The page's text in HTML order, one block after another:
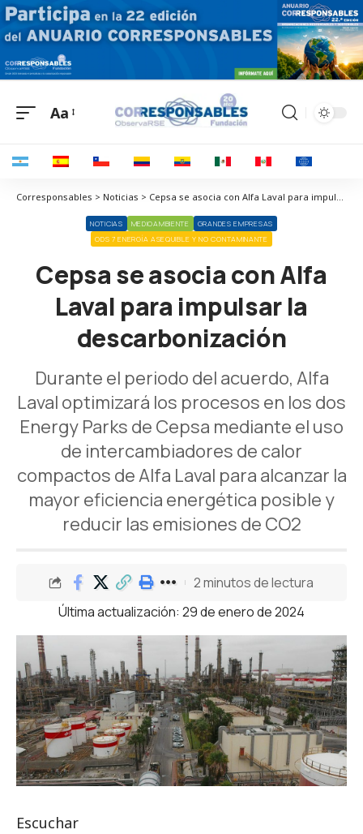
Aa
Corresponsables > Noticias > Cepsa se asocia con Alfa Laval para impulsar la descarbonización
NOTICIAS MEDIOAMBIENTE
GRANDES EMPRESAS
ODS 7 ENERGÍA ASEQUIBLE Y NO CONTAMINANTE
Cepsa se asocia con Alfa
Laval para impulsar la
descarbonización
Durante el periodo del acuerdo, Alfa
Laval optimizará los procesos en los dos
Energy Parks de Cepsa mediante el uso
de intercambiadores de calor
compactos de Alfa Laval para alcanzar la
mayor eficiencia energética posible y
reducir las emisiones de CO2
Última actualización: 29 de enero de 2024
2 minutos de lectura
Escuchar